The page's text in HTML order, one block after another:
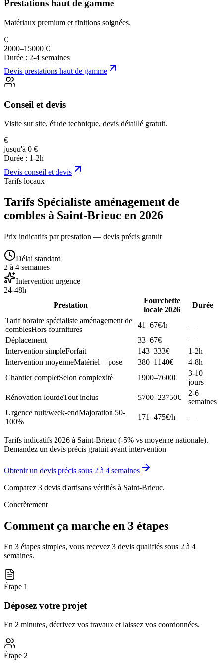
Prestations haut de gamme
Matériaux premium et finitions soignées.
€
2000–15000 €
Durée : 2-4 semaines
Devis prestations haut de gamme
Conseil et devis
Visite sur site, étude technique, devis détaillé gratuit.
€
jusqu'à 0 €
Durée : 1-2h
Devis conseil et devis
Tarifs locaux
Tarifs Spécialiste aménagement de
combles à Saint-Brieuc en 2026
Prix indicatifs par prestation — devis précis gratuit
Délai standard
2 à 4 semaines
Intervention urgence
24-48h
Prestation
Fourchette
locale 2026
Durée
Tarif horaire spécialiste aménagement de
comblesHors fournitures
41–67€/h
—
Déplacement
33–67€
—
Intervention simpleForfait 143–333€
1-2h
Intervention moyenneMatériel + pose 380–1140€
4-8h
Chantier completSelon complexité 1900–7600€
3-10
jours
Rénovation lourdeTout inclus 5700–23750€
2-6
semaines
Urgence nuit/week-endMajoration 50-
100%
171–475€/h —
Tarifs indicatifs 2026 à Saint-Brieuc (-5% vs moyenne nationale).
Demandez un devis précis gratuit avant intervention.
Obtenir un devis précis sous 2 à 4 semaines
Comparez 3 devis d'artisans vérifiés à Saint-Brieuc.
Concrètement
Comment ça marche en 3 étapes
En 3 étapes simples, vous recevez 3 devis qualifiés sous 2 à 4
semaines.
Étape 1
Déposez votre projet
En 2 minutes, décrivez vos travaux et laissez vos coordonnées.
Étape 2